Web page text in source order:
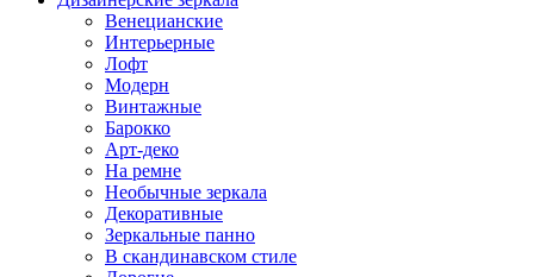
Венецианские
Интерьерные
Лофт
Модерн
Винтажные
Барокко
Арт-деко
На ремне
Необычные зеркала
Декоративные
Зеркальные панно
В скандинавском стиле